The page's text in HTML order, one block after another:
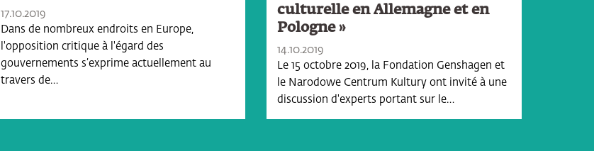
17.10.2019
Dans de nombreux endroits en Europe,
l'opposition critique à l'égard des
gouvernements s’exprime actuellement au
travers de…
culturelle en Allemagne et en
Pologne »
14.10.2019
Le 15 octobre 2019, la Fondation Genshagen et
le Narodowe Centrum Kultury ont invité à une
discussion d'experts portant sur le…